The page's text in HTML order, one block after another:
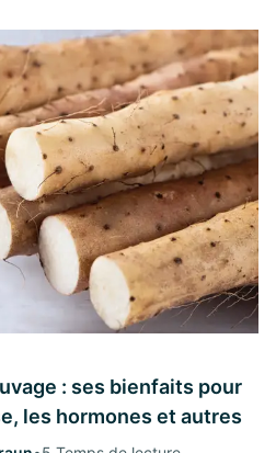
: ses bienfaits pour
les hormones et autres